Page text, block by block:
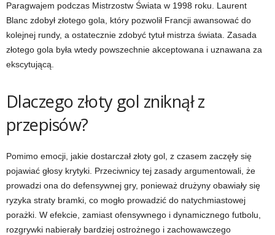
Paragwajem podczas Mistrzostw Świata w 1998 roku. Laurent
Blanc zdobył złotego gola, który pozwolił Francji awansować do
kolejnej rundy, a ostatecznie zdobyć tytuł mistrza świata. Zasada
złotego gola była wtedy powszechnie akceptowana i uznawana za
ekscytującą.
Dlaczego złoty gol zniknął z
przepisów?
Pomimo emocji, jakie dostarczał złoty gol, z czasem zaczęły się
pojawiać głosy krytyki. Przeciwnicy tej zasady argumentowali, że
prowadzi ona do defensywnej gry, ponieważ drużyny obawiały się
ryzyka straty bramki, co mogło prowadzić do natychmiastowej
porażki. W efekcie, zamiast ofensywnego i dynamicznego futbolu,
rozgrywki nabierały bardziej ostrożnego i zachowawczego